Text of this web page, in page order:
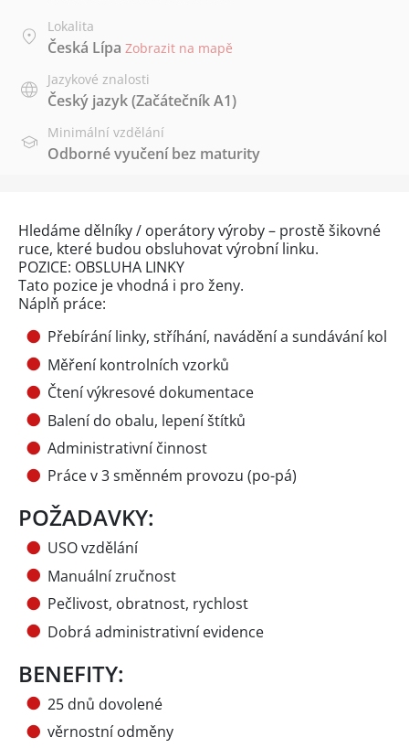
Lokalita
Česká Lípa Zobrazit na mapě
Jazykové znalosti
Český jazyk(Začátečník A1)
Minimální vzdělání
Odborné vyučení bez maturity
Hledáme dělníky / operátory výroby – prostě šikovné
ruce, které budou obsluhovat výrobní linku.
POZICE: OBSLUHA LINKY
Tato pozice je vhodná i pro ženy.
Náplň práce:
Přebírání linky, stříhání, navádění a sundávání kol
Měření kontrolních vzorků
Čtení výkresové dokumentace
Balení do obalu, lepení štítků
Administrativní činnost
Práce v 3 směnném provozu (po-pá)
POŽADAVKY:
USO vzdělání
Manuální zručnost
Pečlivost, obratnost, rychlost
Dobrá administrativní evidence
BENEFITY:
25 dnů dovolené
věrnostní odměny